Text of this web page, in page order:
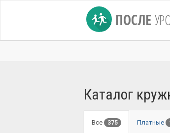
ПОСЛЕ
Каталог
Все 375 Платные